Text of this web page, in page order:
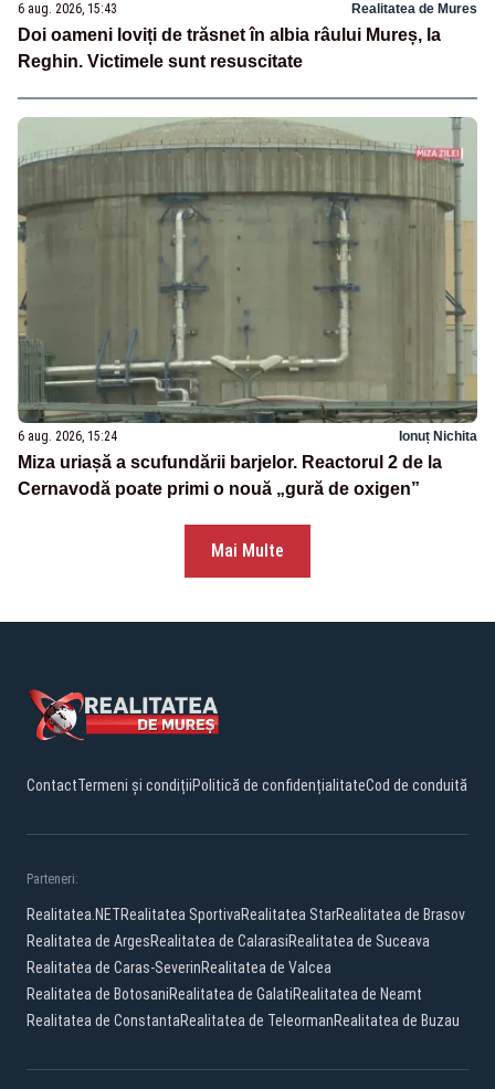
6 aug. 2026, 15:43 Realitatea de Mures
Doi oameni loviți de trăsnet în albia râului Mureș, la
Reghin. Victimele sunt resuscitate
6 aug. 2026, 15:24 Ionuț Nichita
Miza uriașă a scufundării barjelor. Reactorul 2 de la
Cernavodă poate primi o nouă „gură de oxigen”
Mai Multe
ContactTermeni și condițiiPolitică de confidențialitateCod de conduită
Parteneri:
Realitatea.NETRealitatea SportivaRealitatea StarRealitatea de Brasov
Realitatea de ArgesRealitatea de CalarasiRealitatea de Suceava
Realitatea de Caras-SeverinRealitatea de Valcea
Realitatea de BotosaniRealitatea de GalatiRealitatea de Neamt
Realitatea de ConstantaRealitatea de TeleormanRealitatea de Buzau